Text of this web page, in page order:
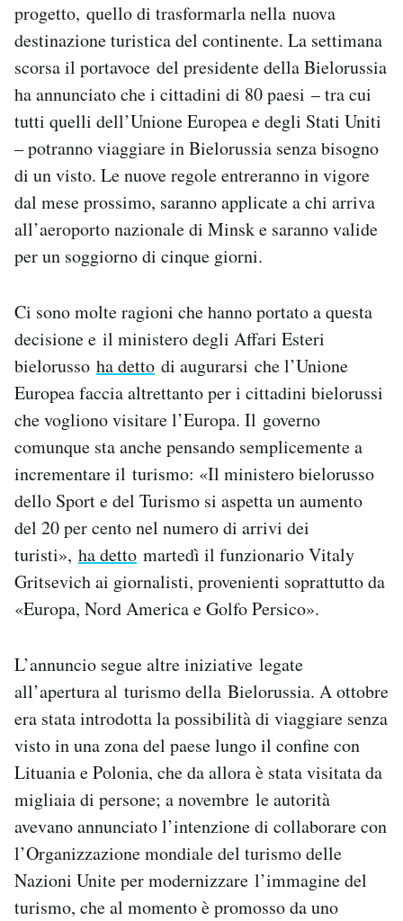
progetto, quello di trasformarla nella nuova
destinazione turistica del continente. La settimana
scorsa il portavoce del presidente della Bielorussia
ha annunciato che i cittadini di 80 paesi – tra cui
tutti quelli dell’Unione Europea e degli Stati Uniti
– potranno viaggiare in Bielorussia senza bisogno
di un visto. Le nuove regole entreranno in vigore
dal mese prossimo, saranno applicate a chi arriva
all’aeroporto nazionale di Minsk e saranno valide
per un soggiorno di cinque giorni.
Ci sono molte ragioni che hanno portato a questa
decisione e il ministero degli Affari Esteri
bielorusso ha detto di augurarsi che l’Unione
Europea faccia altrettanto per i cittadini bielorussi
che vogliono visitare l’Europa. Il governo
comunque sta anche pensando semplicemente a
incrementare il turismo: «Il ministero bielorusso
dello Sport e del Turismo si aspetta un aumento
del 20 per cento nel numero di arrivi dei
turisti», ha detto martedì il funzionario Vitaly
Gritsevich ai giornalisti, provenienti soprattutto da
«Europa, Nord America e Golfo Persico».
L’annuncio segue altre iniziative legate
all’apertura al turismo della Bielorussia. A ottobre
era stata introdotta la possibilità di viaggiare senza
visto in una zona del paese lungo il confine con
Lituania e Polonia, che da allora è stata visitata da
migliaia di persone; a novembre le autorità
avevano annunciato l’intenzione di collaborare con
l’Organizzazione mondiale del turismo delle
Nazioni Unite per modernizzare l’immagine del
turismo, che al momento è promosso da uno